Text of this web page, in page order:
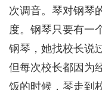
次调音。琴对钢琴
度。钢琴只要有一
钢琴，她找校长说
但每次校长都因为
饭的时候，琴走到